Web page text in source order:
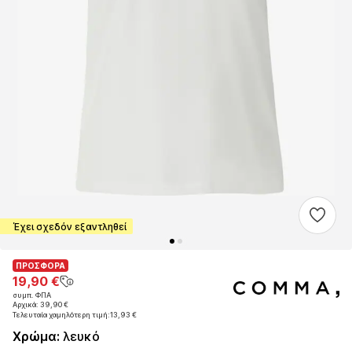
Έχει σχεδόν εξαντληθεί
ΠΡΟΣΦΟΡΑ
19,90 €
συμπ. ΦΠΑ
Αρχικά: 39,90 €
Τελευταία χαμηλότερη τιμή:13,93 €
ΠΡΟΣΦΟΡΑ
19,90 €
συμπ. ΦΠΑ
Αρχικά: 39,90 €
Τελευταία χαμηλότερη τιμή:13,93 €
Χρώμα: λευκό